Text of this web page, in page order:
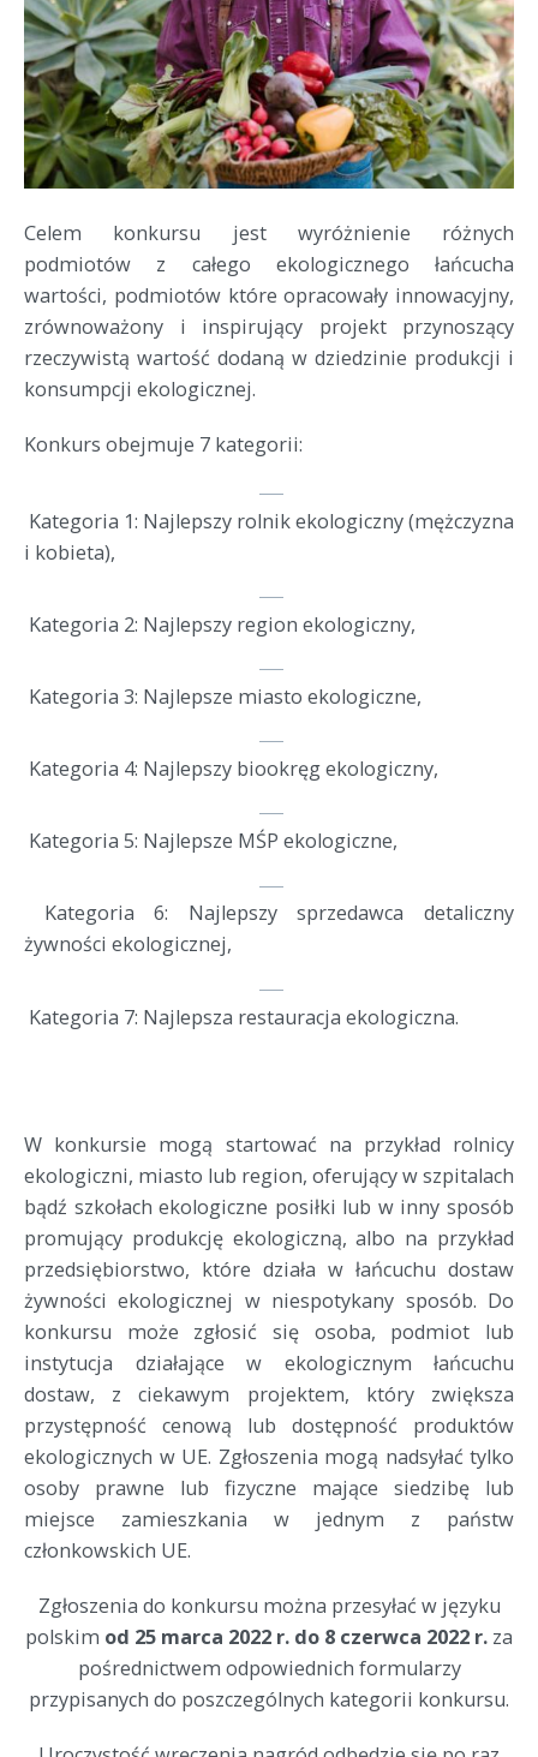
Celem konkursu jest wyróżnienie różnych
podmiotów z całego ekologicznego łańcucha
wartości, podmiotów które opracowały innowacyjny,
zrównoważony i inspirujący projekt przynoszący
rzeczywistą wartość dodaną w dziedzinie produkcji i
konsumpcji ekologicznej.
Konkurs obejmuje 7 kategorii:
Kategoria 1: Najlepszy rolnik ekologiczny (mężczyzna
i kobieta),
Kategoria 2: Najlepszy region ekologiczny,
Kategoria 3: Najlepsze miasto ekologiczne,
Kategoria 4: Najlepszy biookręg ekologiczny,
Kategoria 5: Najlepsze MŚP ekologiczne,
Kategoria 6: Najlepszy sprzedawca detaliczny
żywności ekologicznej,
Kategoria 7: Najlepsza restauracja ekologiczna.
W konkursie mogą startować na przykład rolnicy
ekologiczni, miasto lub region, oferujący w szpitalach
bądź szkołach ekologiczne posiłki lub w inny sposób
promujący produkcję ekologiczną, albo na przykład
przedsiębiorstwo, które działa w łańcuchu dostaw
żywności ekologicznej w niespotykany sposób. Do
konkursu może zgłosić się osoba, podmiot lub
instytucja działające w ekologicznym łańcuchu
dostaw, z ciekawym projektem, który zwiększa
przystępność cenową lub dostępność produktów
ekologicznych w UE. Zgłoszenia mogą nadsyłać tylko
osoby prawne lub fizyczne mające siedzibę lub
miejsce zamieszkania w jednym z państw
członkowskich UE.
Zgłoszenia do konkursu można przesyłać w języku
polskim od 25 marca 2022 r. do 8 czerwca 2022 r. za
pośrednictwem odpowiednich formularzy
przypisanych do poszczególnych kategorii konkursu.